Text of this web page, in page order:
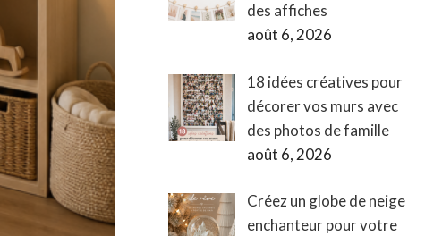
des affiches
août 6, 2026
18 idées créatives pour
décorer vos murs avec
des photos de famille
août 6, 2026
Créez un globe de neige
enchanteur pour votre